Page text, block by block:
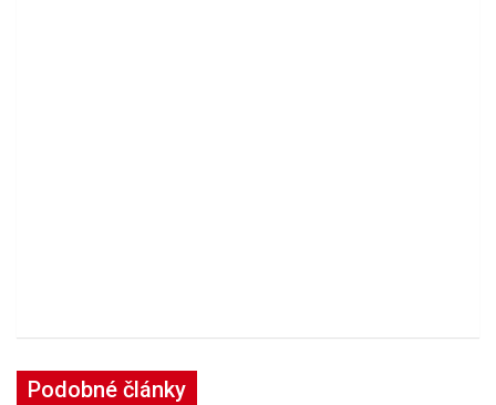
Podobné články